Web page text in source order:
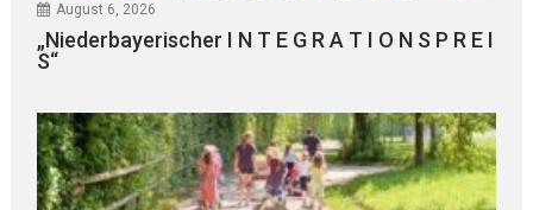
August 6, 2026
„Niederbayerischer I N T E G R A T I O N S P R E I
S“